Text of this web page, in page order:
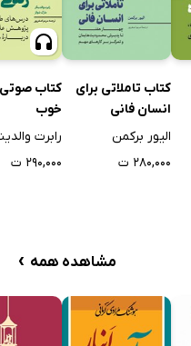
کتاب تاملاتی برای
انسان فانی
الیور برکمن
۲۸۰,۰۰۰ ت
کتاب صوتی
خوب
رابرت
۲۹۰,۰۰۰ ت
مشاهده همه ›